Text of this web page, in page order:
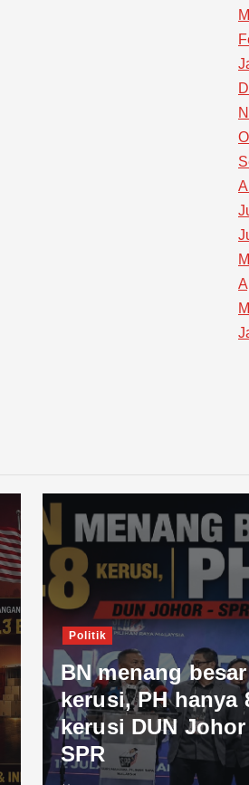
Politik
BN menang
kerusi, PH hanya
kerusi DUN
SPR